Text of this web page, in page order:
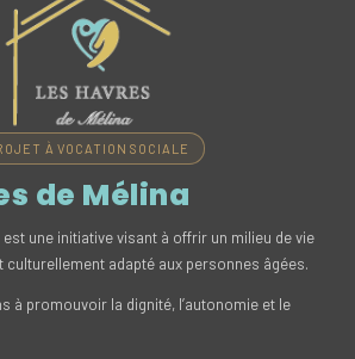
À VOCATION SOCIALE
de Mélina
est une initiative visant à offrir un milieu de vie
adapté aux personnes âgées.
à promouvoir la dignité, l’autonomie et le